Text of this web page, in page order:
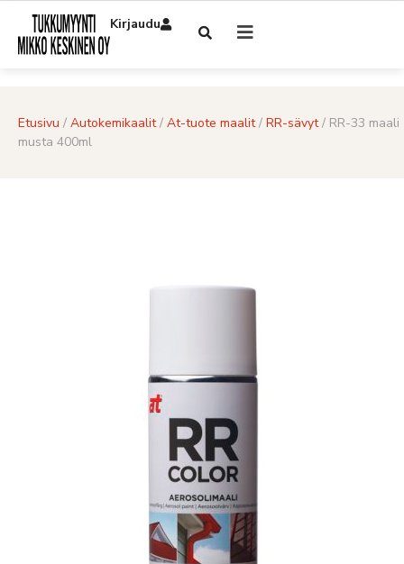
Kirjaudu
Etusivu / Autokemikaalit/ At-tuote maalit/ RR-sävyt/ RR-33 maali
musta 400ml